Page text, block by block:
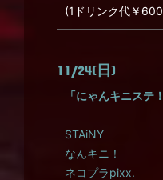
(1ドリンク代￥
11/24(日)
「にゃんキニステ
STAiNY
なんキニ！
ネコプラpixx.